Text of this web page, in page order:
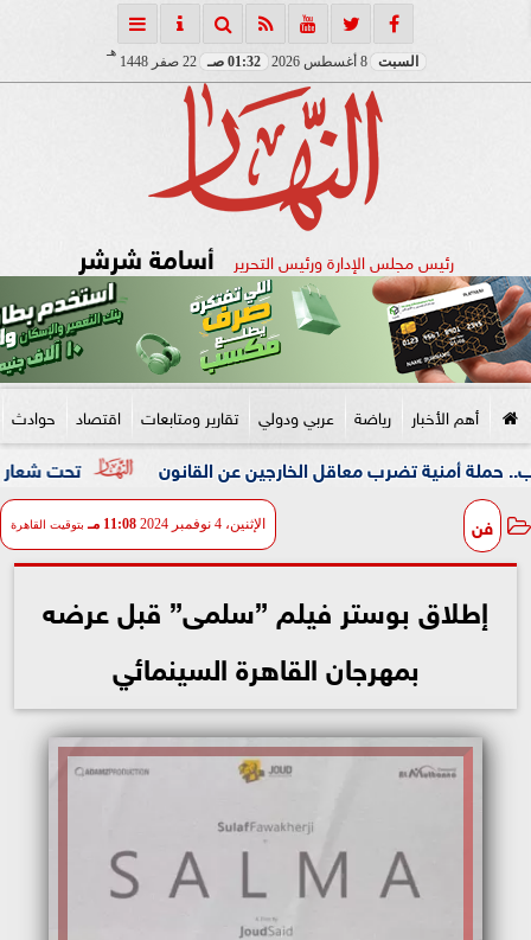
السبت 8 أغسطس 2026 01:32 صـ 22 صفر 1448
هـ
رئيس مجلس الإدارة ورئيس التحرير أسامة شرشر
أهم الأخبار رياضة عربي ودولي تقارير ومتابعات اقتصاد حوادث
تحت شعار «خدمة تضرب معاقل الخارجين عن القانون
فن الإثنين، 4 نوفمبر 2024 11:08 مـ بتوقيت القاهرة
إطلاق بوستر فيلم ”سلمى” قبل عرضه
بمهرجان القاهرة السينمائي